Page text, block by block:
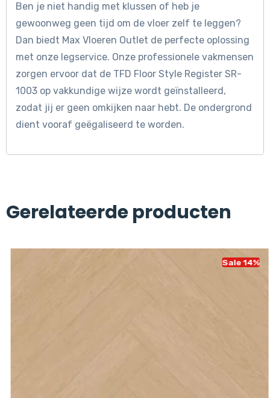
Ben je niet handig met klussen of heb je
gewoonweg geen tijd om de vloer zelf te leggen?
Dan biedt Max Vloeren Outlet de perfecte oplossing
met onze legservice. Onze professionele vakmensen
zorgen ervoor dat de TFD Floor Style Register SR-
1003 op vakkundige wijze wordt geïnstalleerd,
zodat jij er geen omkijken naar hebt. De ondergrond
dient vooraf geëgaliseerd te worden.
Gerelateerde producten
Sale 14%